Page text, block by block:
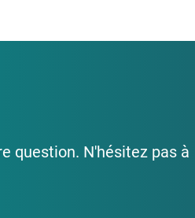
question. N'hésitez pas à